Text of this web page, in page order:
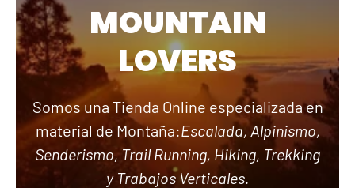
MOUNTAIN
LOVERS
Somos una Tienda Online especializada en
material de Montaña:Escalada, Alpinismo,
Senderismo, Trail Running, Hiking, Trekking
y Trabajos Verticales.